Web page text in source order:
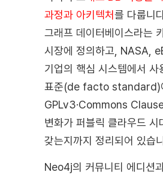
과정과 아키텍처를 다룹니
그래프 데이터베이스라는
시장에 정의하고, NASA,
기업의 핵심 시스템에서 사
표준(de facto standard)
GPLv3·Commons
변화가 퍼블릭 클라우드 시
갖는지까지 정리되어 있습
Neo4j의 커뮤니티 에디션